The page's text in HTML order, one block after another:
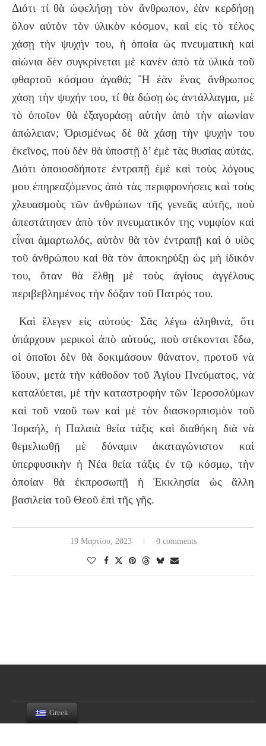
Διότι τί θὰ ὠφελήσῃ τὸν ἄνθρωπον, ἐὰν κερδήσῃ
ὅλον αὐτὸν τὸν ὑλικὸν κόσμον, καὶ εἰς τὸ τέλος
χάσῃ τὴν ψυχήν του, ἡ ὁποία ὡς πνευματικὴ καὶ
αἰώνια δὲν συγκρίνεται μὲ κανὲν ἀπὸ τὰ ὑλικὰ τοῦ
φθαρτοῦ κόσμου ἀγαθά; Ἢ ἐὰν ἕνας ἄνθρωπος
χάσῃ τὴν ψυχήν του, τί θὰ δώσῃ ὡς ἀντάλλαγμα, μὲ
τὸ ὁποῖον θὰ ἑξαγοράσῃ αὐτὴν ἀπὸ τὴν αἰωνίαν
ἀπώλειαν; Ὁρισμένως δὲ θὰ χάσῃ τὴν ψυχήν του
ἐκεῖνος, ποὺ δὲν θὰ ὑποστῇ δ’ ἐμὲ τὰς θυσίας αὐτάς.
Διότι ὁποιοσδήποτε ἐντραπῇ ἐμὲ καὶ τοὺς λόγους
μου ἐπηρεαζόμενος ἀπὸ τὰς περιφρονήσεις καὶ τοὺς
χλευασμοὺς τῶν ἀνθρώπων τῆς γενεᾶς αὐτῆς, ποὺ
ἀπεστάτησεν ἀπὸ τὸν πνευματικόν της νυμφίον καὶ
εἶναι ἁμαρτωλός, αὐτὸν θὰ τὸν ἐντραπῇ καὶ ὁ υἱὸς
τοῦ ἀνθρώπου καὶ θὰ τὸν ἀποκηρύξῃ ὡς μὴ ἰδικόν
του, ὅταν θὰ ἔλθῃ μὲ τοὺς ἁγίους ἀγγέλους
περιβεβλημένος τὴν δόξαν τοῦ Πατρός του.
Καὶ ἔλεγεν εἰς αὐτούς· Σᾶς λέγω ἀληθινά, ὅτι
ὑπάρχουν μερικοὶ ἀπὸ αὐτούς, ποὺ στέκονται ἔδω,
οἱ ὁποῖοι δὲν θὰ δοκιμάσουν θάνατον, προτοῦ νὰ
ἴδουν, μετὰ τὴν κάθοδον τοῦ Ἁγίου Πνεύματος, νὰ
καταλύεται, μὲ τὴν καταστροφὴν τῶν Ἱεροσολύμων
καὶ τοῦ ναοῦ των καὶ μὲ τὸν διασκορπισμὸν τοῦ
Ἰσραήλ, ἡ Παλαιὰ θεία τάξις καὶ διαθήκη διὰ νὰ
θεμελιωθῇ μὲ δύναμιν ἀκαταγώνιστον καὶ
ὑπερφυσικὴν ἡ Νέα θεία τάξις ἐν τῷ κόσμῳ, τὴν
ὁποίαν θὰ ἐκπροσωπῇ ἡ Ἐκκλησία ὡς ἄλλη
βασιλεία τοῦ Θεοῦ ἐπὶ τῆς γῆς.
19 Μαρτίου, 2023 0 comments
Greek